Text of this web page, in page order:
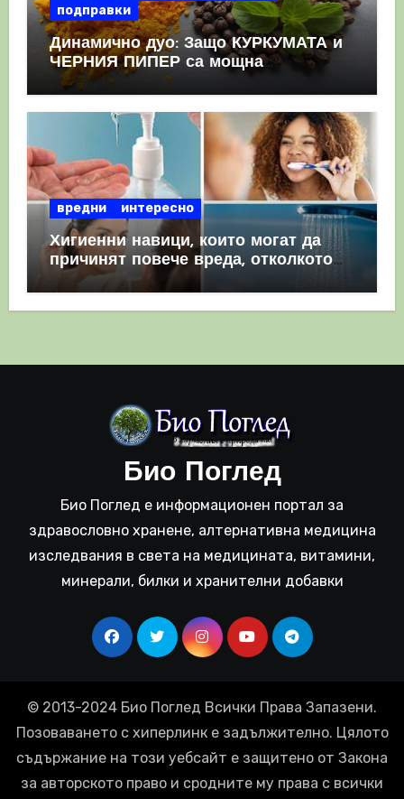
подправки
Динамично дуо: Защо КУРКУМАТА и
ЧЕРНИЯ ПИПЕР са мощна
комбинация
вредни интересно
Хигиенни навици, които могат да
причинят повече вреда, отколкото
полза
Био Поглед
Био Поглед е информационен портал за
здравословно хранене, алтернативна медицина
изследвания в света на медицината, витамини,
минерали, билки и хранителни добавки
© 2013-2024 Био Поглед Всички Права Запазени.
Позоваването с хиперлинк е задължително. Цялото
съдържание на този уебсайт е защитено от Закона
за авторското право и сродните му права с всички